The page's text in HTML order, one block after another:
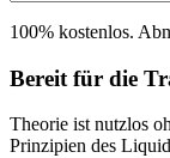
100% kostenlos.
Bereit für die
Theorie ist nutzlos
Prinzipien des